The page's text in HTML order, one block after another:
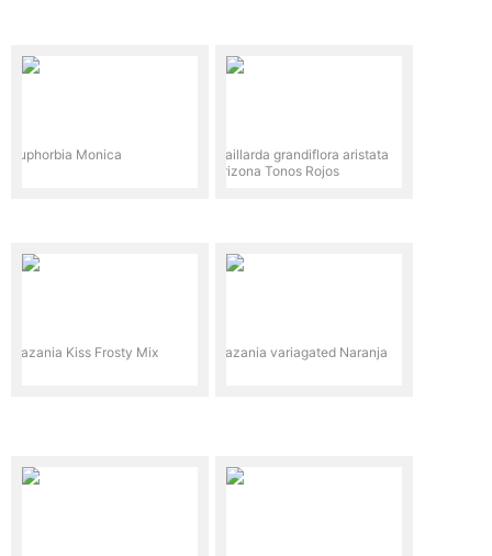
Euphorbia Monica
Gaillarda grandiflora aristata
arizona Tonos Rojos
Gazania Kiss Frosty Mix Gazania variagated Naranja